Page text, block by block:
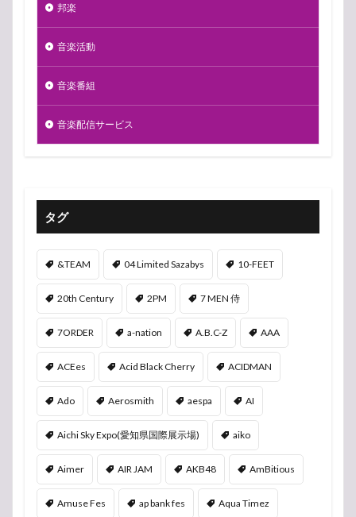
邦楽
音楽活動
音楽番組
音楽配信サービス
タグ
&TEAM 04 Limited Sazabys 10-FEET
20th Century 2PM 7 MEN 侍
7ORDER a-nation A.B.C-Z AAA
ACEes Acid Black Cherry ACIDMAN
Ado Aerosmith aespa AI
Aichi Sky Expo(愛知県国際展示場) aiko
Aimer AIR JAM AKB48 AmBitious
Amuse Fes ap bank fes Aqua Timez